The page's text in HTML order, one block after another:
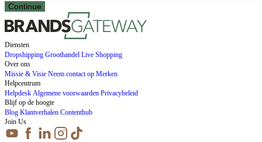
Continue
Diensten
Dropshipping Groothandel Live Shopping
Over ons
Missie & Visie Neem contact op Merken
Helpcentrum
Helpdesk Algemene voorwaarden Privacybeleid
Blijf op de hoogte
Blog Klantverhalen Contenthub
Join Us